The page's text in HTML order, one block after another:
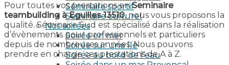
Séminaire sportif
Séminaire culturel
Nos soirées
Soirée en mer
Soirée sur une île
Soirée au bord de l’eau
Pour toutes vos prestations enSeminaire
teambuilding à Eguilles 13510, nous vous proposons la
qualité. Séminaire Sud est spécialisé dans la réalisation
d’évènements pour professionnels et particuliers
depuis de nombreuses années. Nous pouvons
prendre en charge ces prestations de A à Z.